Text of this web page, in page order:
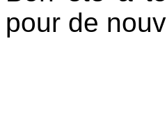
pour de